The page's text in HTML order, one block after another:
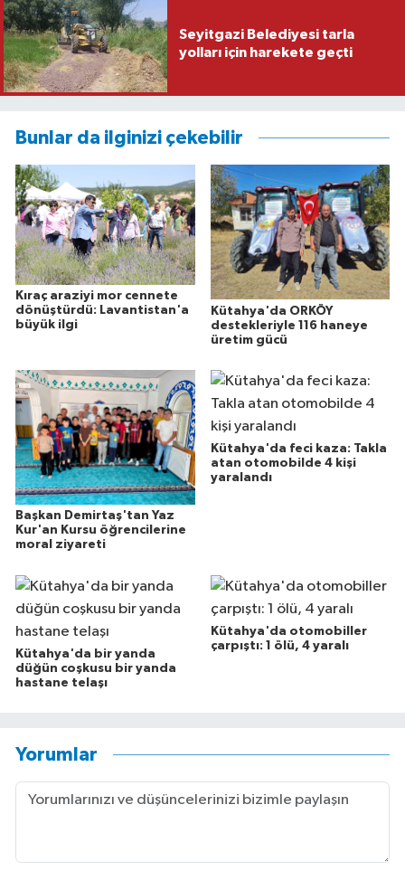
Seyitgazi Belediyesi tarla
yolları için harekete geçti
Bunlar da ilginizi çekebilir
Kıraç araziyi mor cennete
dönüştürdü: Lavantistan'a
büyük ilgi
Kütahya'da ORKÖY
destekleriyle 116 haneye
üretim gücü
Başkan Demirtaş'tan Yaz
Kur'an Kursu öğrencilerine
moral ziyareti
Kütahya'da feci kaza: Takla
atan otomobilde 4 kişi
yaralandı
Kütahya'da bir yanda
düğün coşkusu bir yanda
hastane telaşı
Kütahya'da otomobiller
çarpıştı: 1 ölü, 4 yaralı
Yorumlar